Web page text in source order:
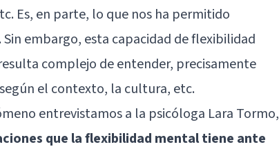
Es, en parte, lo que nos ha permitido
embargo, esta capacidad de flexibilidad
complejo de entender, precisamente
el contexto, la cultura, etc.
entrevistamos a la psicóloga Lara Tormo,
que la flexibilidad mental tiene ante